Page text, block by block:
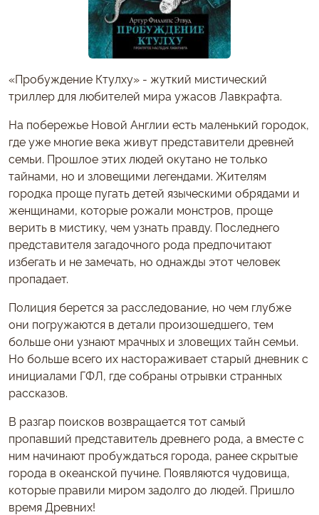
«Пробуждение Ктулху» - жуткий мистический
триллер для любителей мира ужасов Лавкрафта.
На побережье Новой Англии есть маленький городок,
где уже многие века живут представители древней
семьи. Прошлое этих людей окутано не только
тайнами, но и зловещими легендами. Жителям
городка проще пугать детей языческими обрядами и
женщинами, которые рожали монстров, проще
верить в мистику, чем узнать правду. Последнего
представителя загадочного рода предпочитают
избегать и не замечать, но однажды этот человек
пропадает.
Полиция берется за расследование, но чем глубже
они погружаются в детали произошедшего, тем
больше они узнают мрачных и зловещих тайн семьи.
Но больше всего их настораживает старый дневник с
инициалами ГФЛ, где собраны отрывки странных
рассказов.
В разгар поисков возвращается тот самый
пропавший представитель древнего рода, а вместе с
ним начинают пробуждаться города, ранее скрытые
города в океанской пучине. Появляются чудовища,
которые правили миром задолго до людей. Пришло
время Древних!